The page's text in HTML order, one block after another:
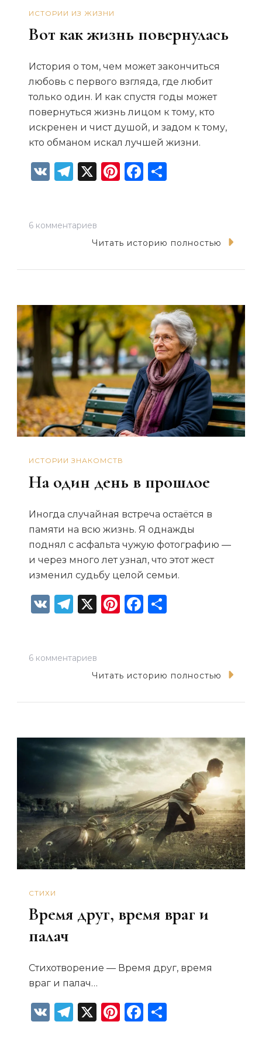
ИСТОРИИ ИЗ ЖИЗНИ
Вот как жизнь повернулась
История о том, чем может закончиться
любовь с первого взгляда, где любит
только один. И как спустя годы может
повернуться жизнь лицом к тому, кто
искренен и чист душой, и задом к тому,
кто обманом искал лучшей жизни.
VK Telegram
X Pinterest
Facebook
6 комментариев
записи
повернулась
Читать историю полностью
ИСТОРИИ ЗНАКОМСТВ
На один день в прошлое
Иногда случайная встреча остаётся в
памяти на всю жизнь. Я однажды
поднял с асфальта чужую фотографию —
и через много лет узнал, что этот жест
изменил судьбу целой семьи.
VK Telegram
X Pinterest
Facebook
6 комментариев
записи
в
прошлое
Читать историю полностью
СТИХИ
Время друг, время враг и
палач
Стихотворение — Время друг, время
враг и палач…
VK Telegram
X Pinterest
Facebook